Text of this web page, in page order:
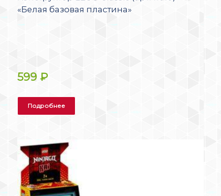
«Белая базовая пластина»
599 ₽
Подробнее